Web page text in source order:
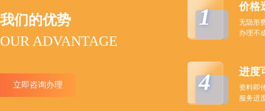
我们的优势
OUR ADVANTAGE
立即咨询办理
1 价格
无隐形
办理不
4 进度
资料即
服务进